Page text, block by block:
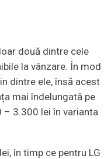
două dintre cele
la vânzare. În mod
dintre ele, însă acest
mai îndelungată pe
3.300 lei în varianta
în timp ce pentru LG